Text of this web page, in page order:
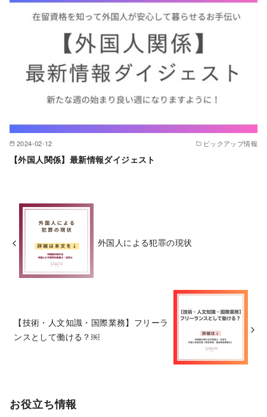
2024-02-12 ピックアップ情報
【外国人関係】最新情報ダイジェスト
外国人による犯罪の現状
【技術・人文知識・国際業務】フリーラ
ンスとして働ける？￼
お役立ち情報